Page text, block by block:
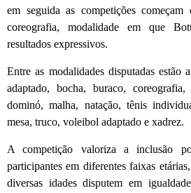
em seguida as competições começam
coreografia, modalidade em que
resultados expressivos.
Entre as modalidades disputadas estão
adaptado, bocha, buraco,
dominó, malha, natação, tênis
mesa, truco, voleibol adaptado e xadrez.
A competição valoriza a inclusão
participantes em diferentes faixas
diversas idades disputem em